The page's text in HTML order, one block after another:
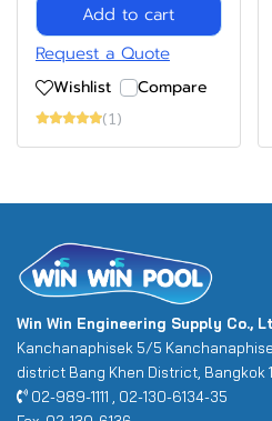
Add to cart
Request a Quote
Wishlist Compare
(1)
Win Win Engineering Supply Co.,
Kanchanaphisek 5/5
district Bang Khen District, Bangkok
02-989-1111 , 02-130-6134-35